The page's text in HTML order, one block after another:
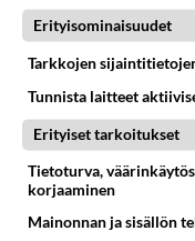
Erityisominaisuudet
Tarkkojen
Tunnista laitteet
Erityiset tarkoitukset
Tietoturva,
korjaaminen
Mainonnan ja sisällön